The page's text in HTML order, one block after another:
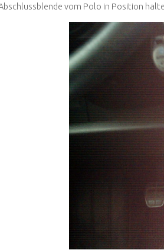
vom Polo in Position